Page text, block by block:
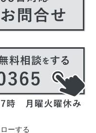
ーする